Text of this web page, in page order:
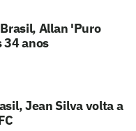
Allan 'Puro
34 anos
Jean Silva volta a